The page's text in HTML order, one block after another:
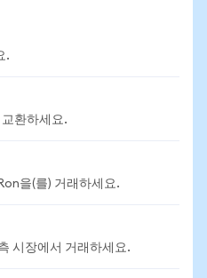
.
환하세요.
을(를) 거래하세요.
시장에서 거래하세요.